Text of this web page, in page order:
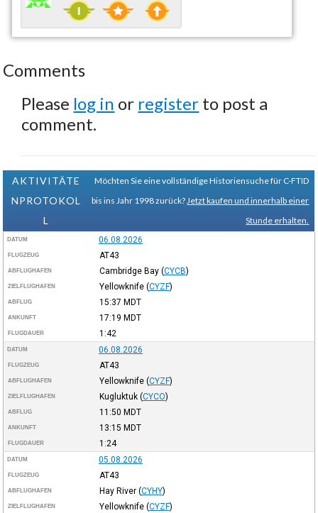
Comments
Please log in or register to post a
comment.
AKTIVITÄTE
NPROTOKOL
L
Möchten Sie eine vollständige Historiensuche für C-FTID
bis ins Jahr 1998 zurück?Jetzt kaufen und innerhalb einer
Stunde erhalten.
DATUM 06.08.2026
FLUGZEUG AT43
ABFLUGHAFEN Cambridge Bay (CYCB)
ZIELFLUGHAFEN Yellowknife (CYZF)
ABFLUG 15:37 MDT
ANKUNFT 17:19 MDT
FLUGDAUER 1:42
DATUM 06.08.2026
FLUGZEUG AT43
ABFLUGHAFEN Yellowknife (CYZF)
ZIELFLUGHAFEN Kugluktuk (CYCO)
ABFLUG 11:50 MDT
ANKUNFT 13:15 MDT
FLUGDAUER 1:24
DATUM 05.08.2026
FLUGZEUG AT43
ABFLUGHAFEN Hay River (CYHY)
ZIELFLUGHAFEN Yellowknife (CYZF)